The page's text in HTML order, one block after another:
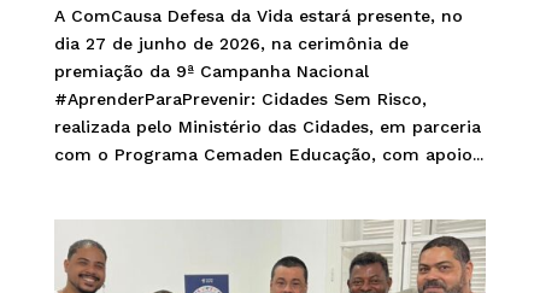
A ComCausa Defesa da Vida estará presente, no
dia 27 de junho de 2026, na cerimônia de
premiação da 9ª Campanha Nacional
#AprenderParaPrevenir: Cidades Sem Risco,
realizada pelo Ministério das Cidades, em parceria
com o Programa Cemaden Educação, com apoio...